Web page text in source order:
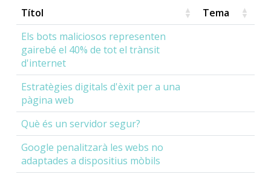
Títol
Tema
Els bots maliciosos representen
gairebé el 40% de tot el trànsit
d'internet
Estratègies digitals d'èxit per a una
pàgina web
Què és un servidor segur?
Google penalitzarà les webs no
adaptades a dispositius mòbils